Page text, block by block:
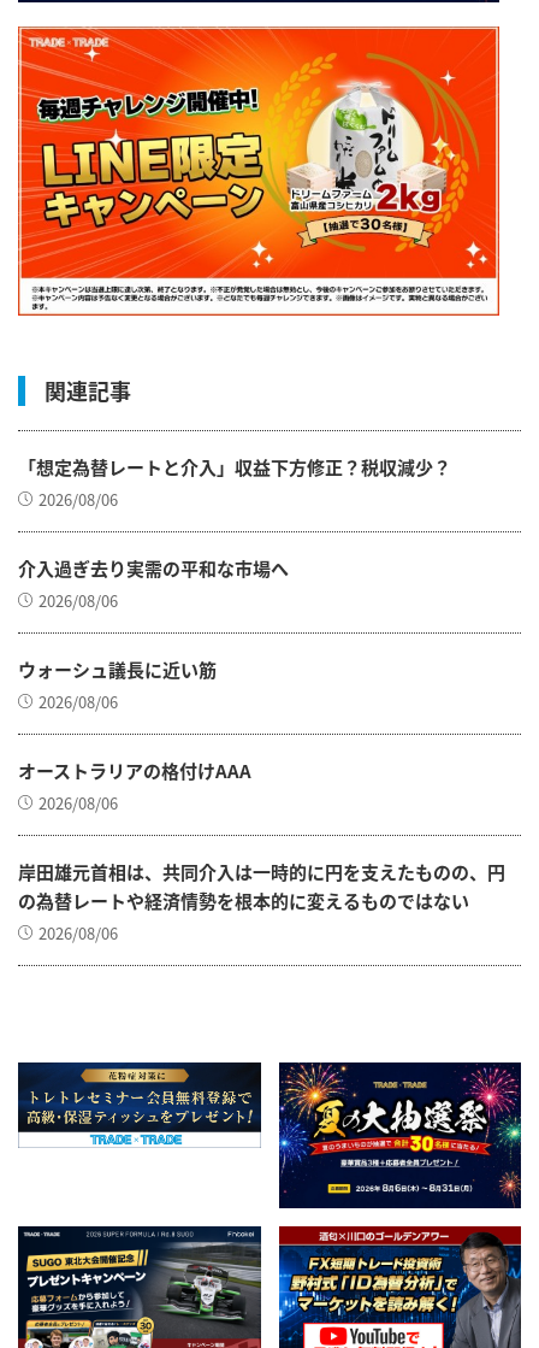
関連記事
「想定為替レートと介入」収益下方修正？税収減少？
2026/08/06
介入過ぎ去り実需の平和な市場へ
2026/08/06
ウォーシュ議長に近い筋
2026/08/06
オーストラリアの格付けAAA
2026/08/06
岸田雄元首相は、共同介入は一時的に円を支えたものの、円
の為替レートや経済情勢を根本的に変えるものではない
2026/08/06